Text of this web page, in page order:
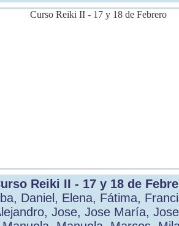
Reiki II - 17 y 18 de
Daniel, Elena, Fátima,
Jose, Jose María,